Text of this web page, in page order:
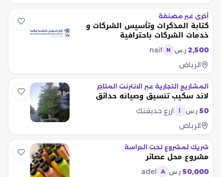
أخرى غير مصنفة
كتابة المذكرات وتأسيس الشركات و
خدمات الشركات باحترافية
2,500 ر.س N
naif
الرياض
المشاريع التجارية عبر الانترنت المتاجر
لاند سكيب تنسيق وصيانه حدائق
50 ر.س
ازرع حديقتك
الرياض
شريك لمشروع تحت الدراسة
مشروع محل عصائر
50,000 ر.س A
adel